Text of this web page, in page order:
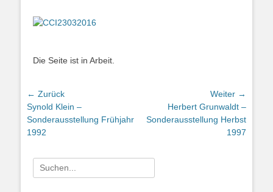
Die Seite ist in Arbeit.
Beitragsnavigation
← Zurück
Vorheriger
Beitrag:
Synold Klein –
Sonderausstellung Frühjahr
1992
Weiter →
Nächster
Beitrag:
Herbert Grunwaldt –
Sonderausstellung Herbst
1997
Suche
nach: